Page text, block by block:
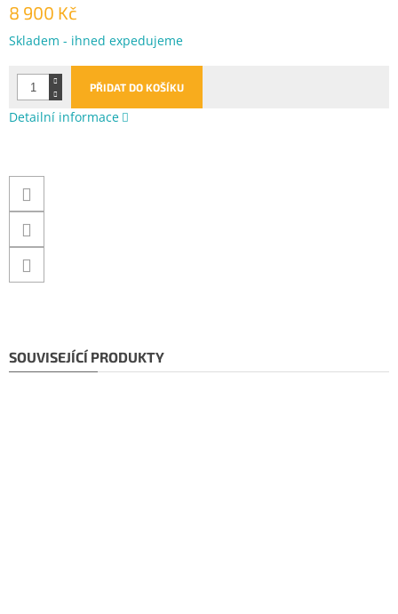
8 900 Kč
Měrná
Skladem - ihned expedujeme
PŘIDAT DO KOŠÍKU
Detailní informace
SOUVISEJÍCÍ PRODUKTY